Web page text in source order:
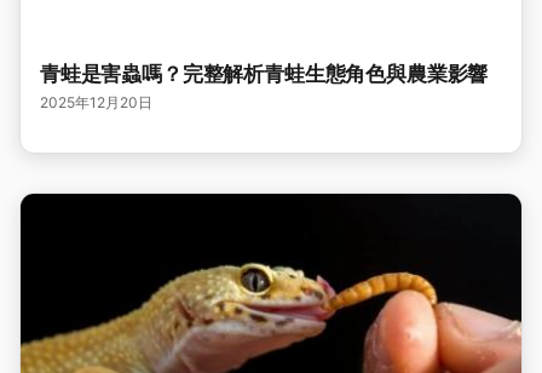
青蛙是害蟲嗎？完整解析青蛙生態角色與農業影響
2025年12月20日